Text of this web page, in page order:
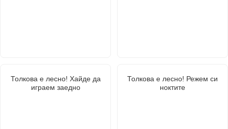
Толкова е лесно! Хайде да
играем заедно
Толкова е лесно! Режем си
ноктите